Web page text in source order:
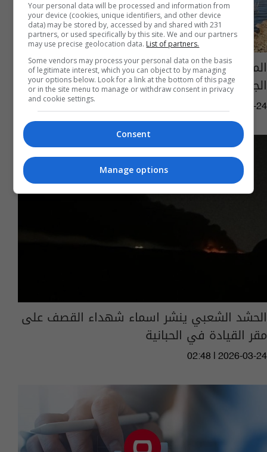
الموارد تعلن تغذية الخزانات وتعافي المناسيب
الجوفية
07:23 | 2026-03-24
الحشد الشعبي ينشر اسماء شهداء القصف على
مقر القيادة في الحبانية
02:48 | 2026-03-24
Your personal data will be processed and information from
your device (cookies, unique identifiers, and other device
data) may be stored by, accessed by and shared with 231
partners, or used specifically by this site. We and our partners
may use precise geolocation data. List of partners.
Some vendors may process your personal data on the basis
of legitimate interest, which you can object to by managing
your options below. Look for a link at the bottom of this page
or in the site menu to manage or withdraw consent in privacy
and cookie settings.
Consent
Manage options